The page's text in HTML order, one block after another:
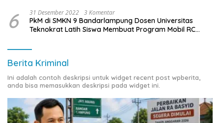
6 31 Desember 2022 3 Komentar
PkM di SMKN 9 Bandarlampung Dosen Universitas
Teknokrat Latih Siswa Membuat Program Mobil RC
Berita Kriminal
Ini adalah contoh deskripsi untuk widget recent post wpberita,
anda bisa memasukkan deskripsi pada widget ini.